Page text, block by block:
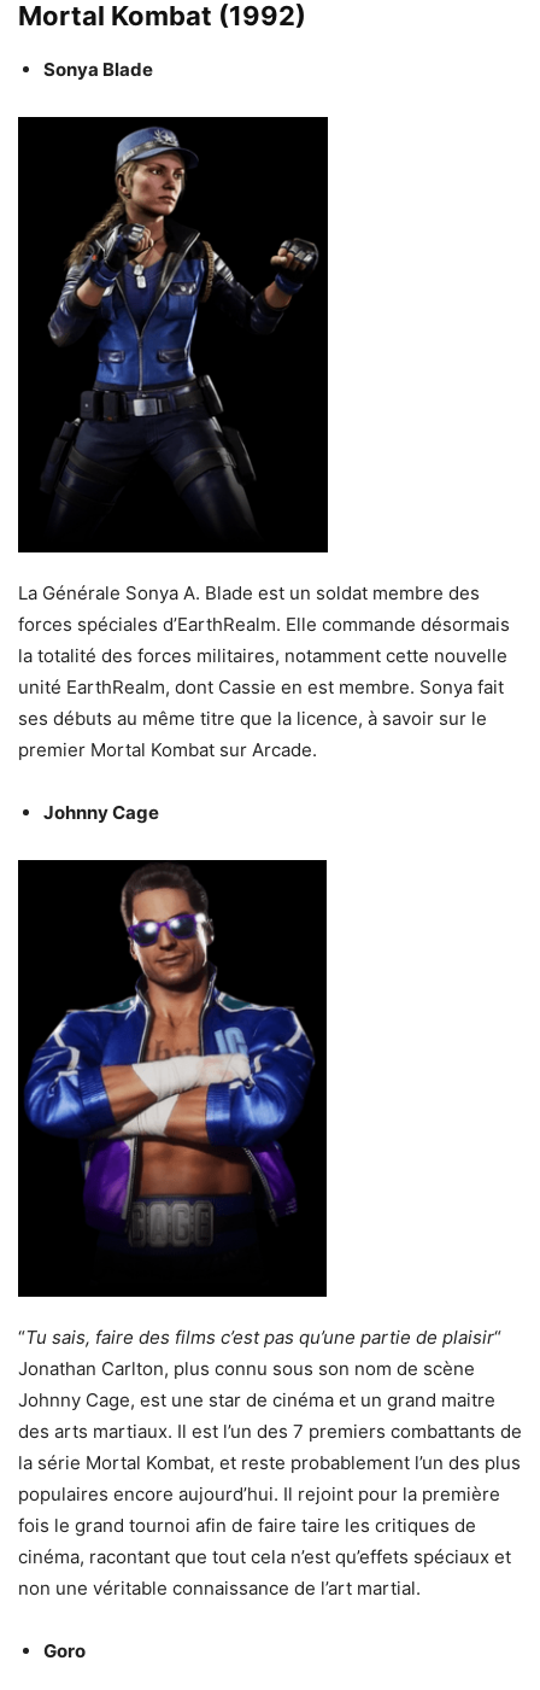
Mortal Kombat (1992)
Sonya Blade
La Générale Sonya A. Blade est un soldat membre des
forces spéciales d’EarthRealm. Elle commande désormais
la totalité des forces militaires, notamment cette nouvelle
unité EarthRealm, dont Cassie en est membre. Sonya fait
ses débuts au même titre que la licence, à savoir sur le
premier Mortal Kombat sur Arcade.
Johnny Cage
“Tu sais, faire des films c’est pas qu’une partie de plaisir“
Jonathan Carlton, plus connu sous son nom de scène
Johnny Cage, est une star de cinéma et un grand maitre
des arts martiaux. Il est l’un des 7 premiers combattants de
la série Mortal Kombat, et reste probablement l’un des plus
populaires encore aujourd’hui. Il rejoint pour la première
fois le grand tournoi afin de faire taire les critiques de
cinéma, racontant que tout cela n’est qu’effets spéciaux et
non une véritable connaissance de l’art martial.
Goro